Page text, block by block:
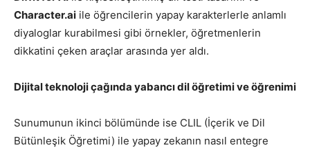
Character.ai ile öğrencilerin yapay karakterlerle anlamlı
diyaloglar kurabilmesi gibi örnekler, öğretmenlerin
dikkatini çeken araçlar arasında yer aldı.
Dijital teknoloji çağında yabancı dil öğretimi ve öğrenimi
Sunumunun ikinci bölümünde ise CLIL (İçerik ve Dil
Bütünleşik Öğretimi) ile yapay zekanın nasıl entegre